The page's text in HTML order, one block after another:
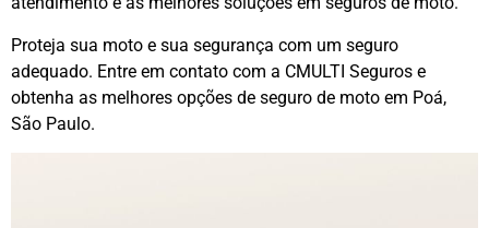
Proteja sua moto e sua segurança com um seguro
adequado. Entre em contato com a CMULTI Seguros e
obtenha as melhores opções de seguro de moto em Poá,
São Paulo.